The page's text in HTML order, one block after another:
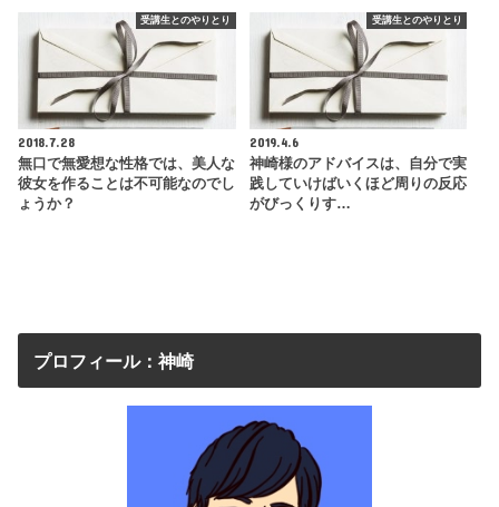
受講生とのやりとり
2018.7.28
無口で無愛想な性格では、美人な
彼女を作ることは不可能なのでし
ょうか？
受講生とのやりとり
2019.4.6
神崎様のアドバイスは、自分で実
践していけばいくほど周りの反応
がびっくりす…
プロフィール：神崎